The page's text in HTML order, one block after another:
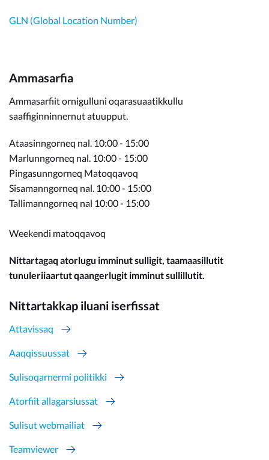
GLN (Global Location Number)
Ammasarfia
Ammasarfiit ornigulluni oqarasuaatikkullu
saaffiginninnernut atuupput.
Ataasinngorneq nal. 10:00 - 15:00
Marlunngorneq nal. 10:00 - 15:00
Pingasunngorneq Matoqqavoq
Sisamanngorneq nal. 10:00 - 15:00
Tallimanngorneq nal 10:00 - 15:00
Weekendi matoqqavoq
Nittartagaq atorlugu imminut sulligit, taamaasillutit
tunuleriiaartut qaangerlugit imminut sullillutit.
Nittartakkap iluani iserfissat
Attavissaq
Aaqqissuussat
Sulisoqarnermi politikki
Atorfiit allagarsiussat
Sulisut webmailiat
Teamviewer